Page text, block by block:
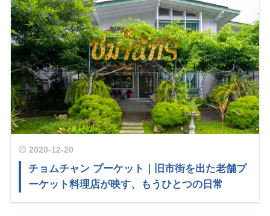
2020-12-20
チョムチャン プーケット｜旧市街を出た老舗プ
ーケット料理店が映す、もうひとつの日常